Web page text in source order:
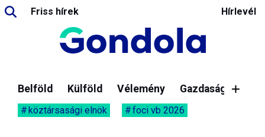
Friss hírek Hírlevél
Belföld Külföld Vélemény Gazdaság
köztársasági elnök foci vb 2026